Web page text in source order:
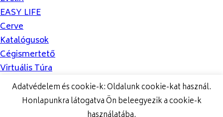
Adatvédelem és cookie-k: Oldalunk cookie-kat használ.
Honlapunkra látogatva Ön beleegyezik a cookie-k
EASY LIFE
Cerve
Katalógusok
Cégismertető
Virtuális Túra
Hírek
Hogyan működik